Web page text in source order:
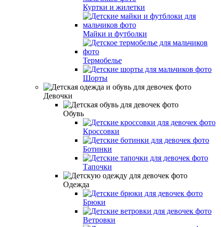
Куртки и жилетки
Майки и футболки
Термобелье
Шорты
Девочки
Обувь
Кроссовки
Ботинки
Тапочки
Одежда
Брюки
Ветровки